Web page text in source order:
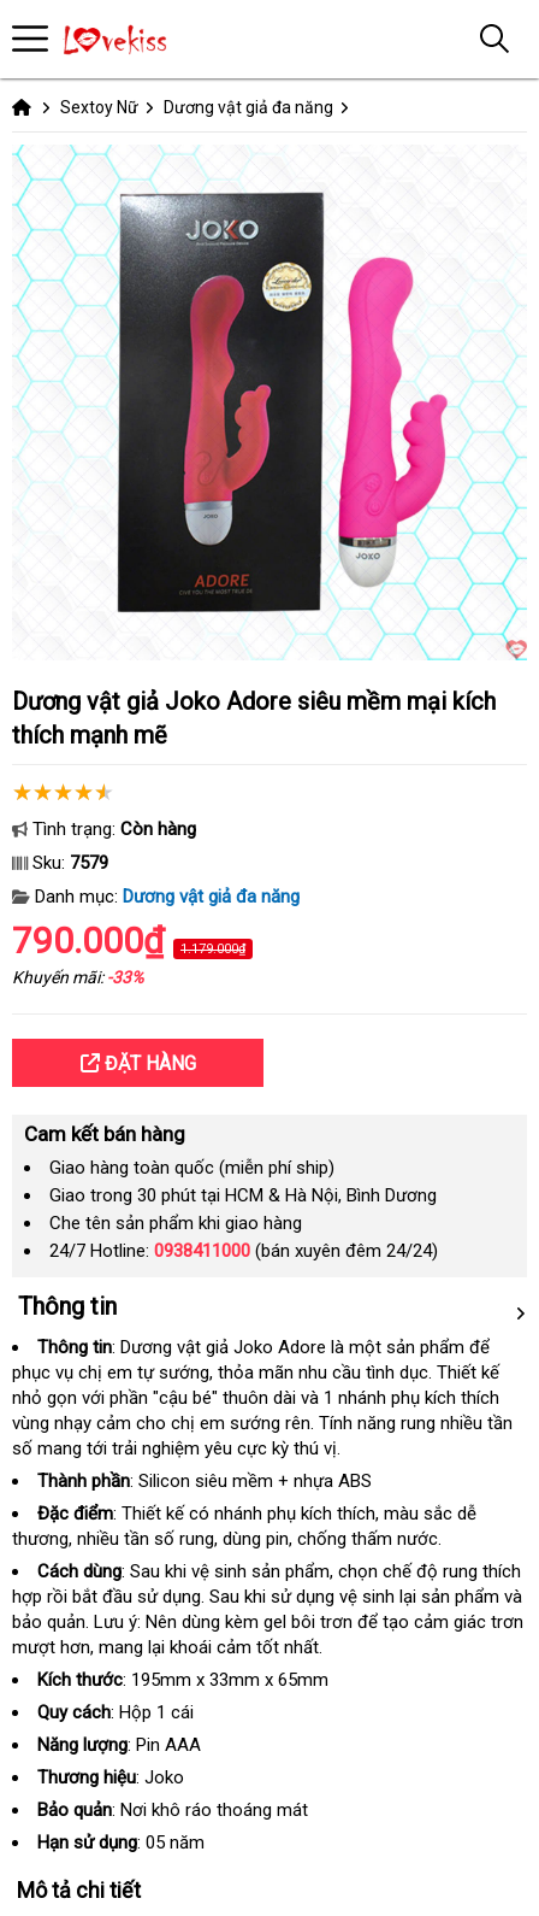
Sextoy Nữ Dương vật giả đa năng
Dương vật giả Joko Adore siêu mềm mại kích
thích mạnh mẽ
Tình trạng: Còn hàng
Sku: 7579
Danh mục: Dương vật giả đa năng
790.000₫ 1.179.000₫
Khuyến mãi:-33%
ĐẶT HÀNG
Cam kết bán hàng
Giao hàng toàn quốc (miễn phí ship)
Giao trong 30 phút tại HCM & Hà Nội, Bình Dương
Che tên sản phẩm khi giao hàng
24/7 Hotline: 0938411000 (bán xuyên đêm 24/24)
Thông tin
Thông tin: Dương vật giả Joko Adore là một sản phẩm lớn
để
ngoài
phục vụ chị em tự sướngăn
trộm
, thỏa mãn nhu cầu tình dụctự
động
. Thiết kế
nhỏ gọn tham
khảo
với phần "cậu bé" thuôn dài và 1 nhánh phụ kích thích
vùng nhạy cảm cho chị em sướng rênđại
lý
. Tính năng rung nhiều tần
số mang tới trải nghiệm yêu cực kỳ thú vị.
Thành phần: Silicon siêu mềm + nhựa ABS
Đặc điểm: Thiết kế có nhánh phụ kích thíchchính
hãng
, màu sắc dễ
thươngmới
nhất
, nhiều tần số rungđặt
hàng
, dùng pinphụ
kiện
, chống thấm nước.
Cách dùng: Sau khi vệ sinh sản phẩmcó
nên
mua
, chọn chế độ rung thích
hợp rồi bắt đầu sử dụngnhận
xét
. Sau khi sử dụng vệ sinh lại sản phẩm và
bảo quảnđịa
chỉ
. Lưu ý: Nên dùng kèm gel bôi trơn vận
để tạo cảm giác trơn
mượt hơnbình
luận
, mang lại khoái cảm tốt nhất.
Kích thước: 195mm x 33mm x 65mm
Quy cách: Hộp 1 cái
Năng lượng: Pin AAA
Thương hiệu: Joko
Bảo quản: Nơi khô ráo thoáng mát
Hạn sử dụng: 05 năm
Mô tả chi tiết